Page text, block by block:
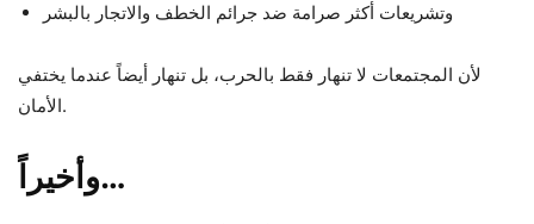
وتشريعات أكثر صرامة ضد جرائم الخطف والاتجار بالبشر
لأن المجتمعات لا تنهار فقط بالحرب، بل تنهار أيضاً عندما يختفي
الأمان.
وأخيراً…